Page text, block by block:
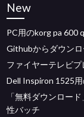
New
PC用のkorg pa 600
Githubからダウン
ファイヤーテレビ
Dell Inspiron 1525
「無料ダウンロー
性バッチ